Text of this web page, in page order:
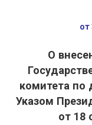
от
О
комитета
Указом
от 18